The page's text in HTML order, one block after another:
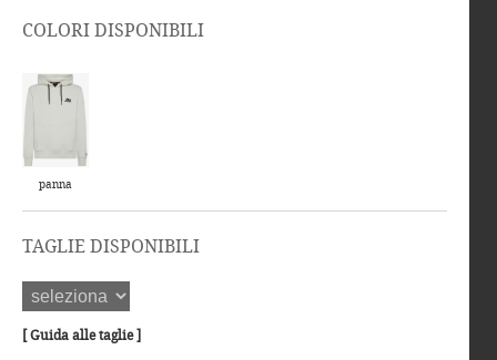
COLORI DISPONIBILI
panna
TAGLIE DISPONIBILI
[ Guida alle taglie ]